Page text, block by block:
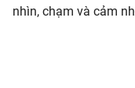
nhìn, chạm và cảm